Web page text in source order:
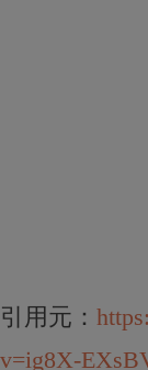
引用元：
v=ig8X-